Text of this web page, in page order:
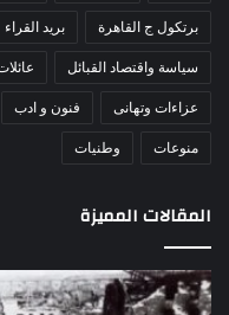
برتكول ج القاهرة بريد القراء
سياسة واقتصاد القبائل
عزاءات وتهانى فنون و ادب
منوعات وطنيات
المقالات المميزة
اللواء
دكتور